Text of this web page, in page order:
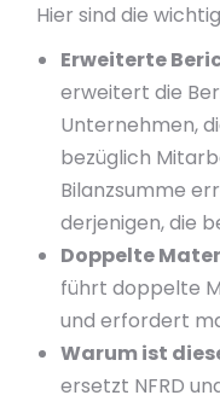
Hier sind die
Erweiterte
erweitert die
Unternehmen,
bezüglich
Bilanzsumme
derjenigen, die
Doppelte
führt doppelte
und erfordert
Warum ist
ersetzt NFRD